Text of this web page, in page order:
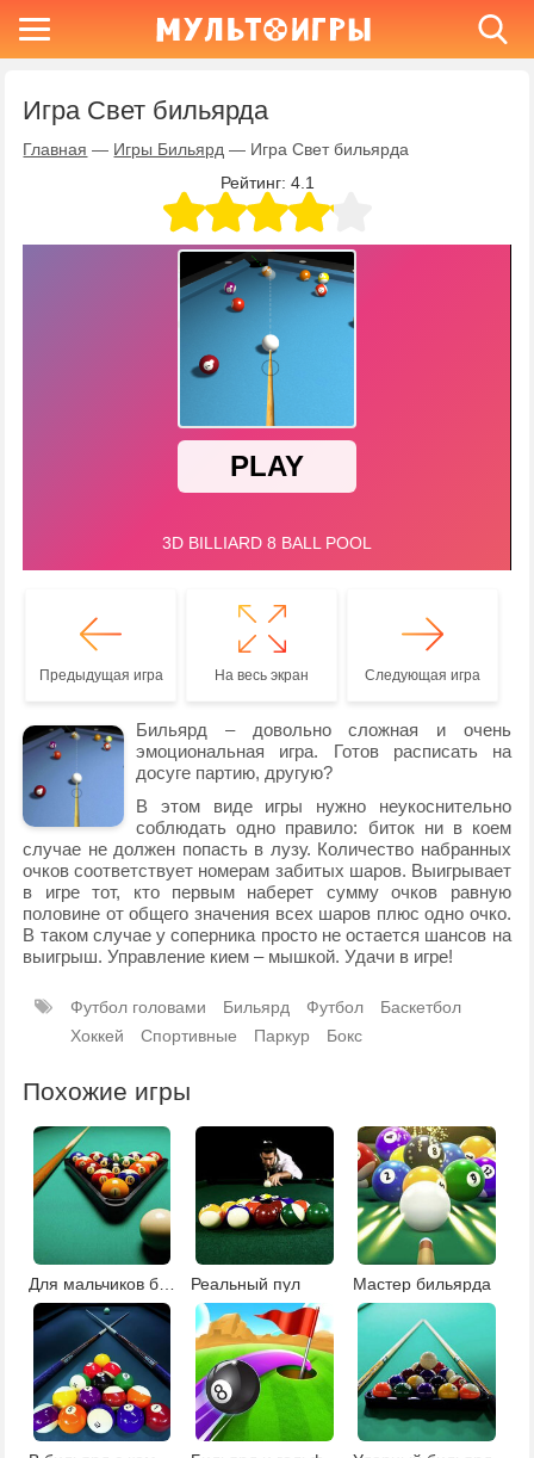
Игра Свет бильярда
Главная — Игры Бильярд — Игра Свет бильярда
Рейтинг: 4.1
Предыдущая игра На весь экран Следующая игра
Бильярд – довольно сложная и очень
эмоциональная игра. Готов расписать на
досуге партию, другую?
В этом виде игры нужно неукоснительно
соблюдать одно правило: биток ни в коем
случае не должен попасть в лузу. Количество набранных
очков соответствует номерам забитых шаров. Выигрывает
в игре тот, кто первым наберет сумму очков равную
половине от общего значения всех шаров плюс одно очко.
В таком случае у соперника просто не остается шансов на
выигрыш. Управление кием – мышкой. Удачи в игре!
Футбол головами Бильярд Футбол
Баскетбол
Хоккей
Спортивные Паркур Бокс
Похожие игры
Для мальчиков бильярд Реальный пул Мастер бильярда